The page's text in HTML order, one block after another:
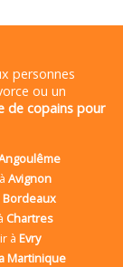
personnes
ou un
de copains pour
Avignon
Bordeaux
Chartres
à Evry
Martinique